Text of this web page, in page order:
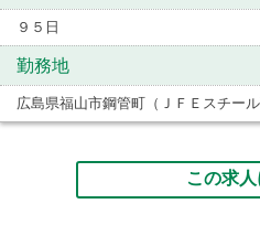
９５日
勤務地
広島県福山市鋼管町（ＪＦＥスチール
この求